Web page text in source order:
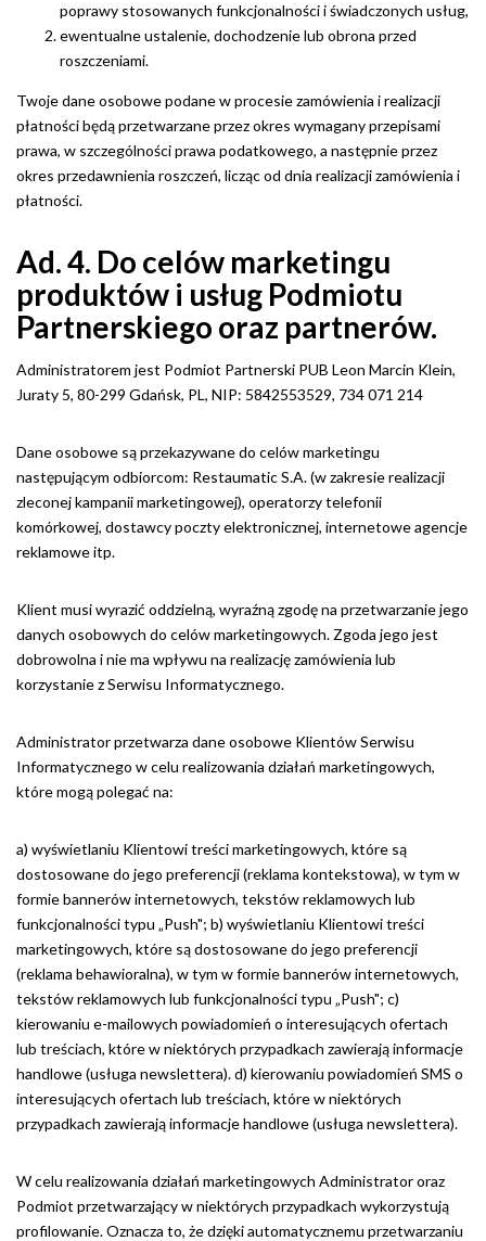
poprawy stosowanych funkcjonalności i świadczonych usług,
ewentualne ustalenie, dochodzenie lub obrona przed
roszczeniami.
Twoje dane osobowe podane w procesie zamówienia i realizacji
płatności będą przetwarzane przez okres wymagany przepisami
prawa, w szczególności prawa podatkowego, a następnie przez
okres przedawnienia roszczeń, licząc od dnia realizacji zamówienia i
płatności.
Ad. 4. Do celów marketingu
produktów i usług Podmiotu
Partnerskiego oraz partnerów.
Administratorem jest Podmiot Partnerski PUB Leon Marcin Klein,
Juraty 5, 80-299 Gdańsk, PL, NIP: 5842553529, 734 071 214
Dane osobowe są przekazywane do celów marketingu
następującym odbiorcom: Restaumatic S.A. (w zakresie realizacji
zleconej kampanii marketingowej), operatorzy telefonii
komórkowej, dostawcy poczty elektronicznej, internetowe agencje
reklamowe itp.
Klient musi wyrazić oddzielną, wyraźną zgodę na przetwarzanie jego
danych osobowych do celów marketingowych. Zgoda jego jest
dobrowolna i nie ma wpływu na realizację zamówienia lub
korzystanie z Serwisu Informatycznego.
Administrator przetwarza dane osobowe Klientów Serwisu
Informatycznego w celu realizowania działań marketingowych,
które mogą polegać na:
a) wyświetlaniu Klientowi treści marketingowych, które są
dostosowane do jego preferencji (reklama kontekstowa), w tym w
formie bannerów internetowych, tekstów reklamowych lub
funkcjonalności typu „Push"; b) wyświetlaniu Klientowi treści
marketingowych, które są dostosowane do jego preferencji
(reklama behawioralna), w tym w formie bannerów internetowych,
tekstów reklamowych lub funkcjonalności typu „Push"; c)
kierowaniu e-mailowych powiadomień o interesujących ofertach
lub treściach, które w niektórych przypadkach zawierają informacje
handlowe (usługa newslettera). d) kierowaniu powiadomień SMS o
interesujących ofertach lub treściach, które w niektórych
przypadkach zawierają informacje handlowe (usługa newslettera).
W celu realizowania działań marketingowych Administrator oraz
Podmiot przetwarzający w niektórych przypadkach wykorzystują
profilowanie. Oznacza to, że dzięki automatycznemu przetwarzaniu